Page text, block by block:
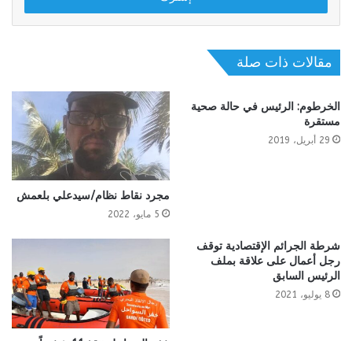
مقالات ذات صلة
الخرطوم: الرئيس في حالة صحية
مستقرة
29 أبريل، 2019
مجرد نقاط نظام/سيدعلي بلعمش
5 مايو، 2022
شرطة الجرائم الإقتصادية توقف
رجل أعمال على علاقة بملف
الرئيس السابق
8 يوليو، 2021